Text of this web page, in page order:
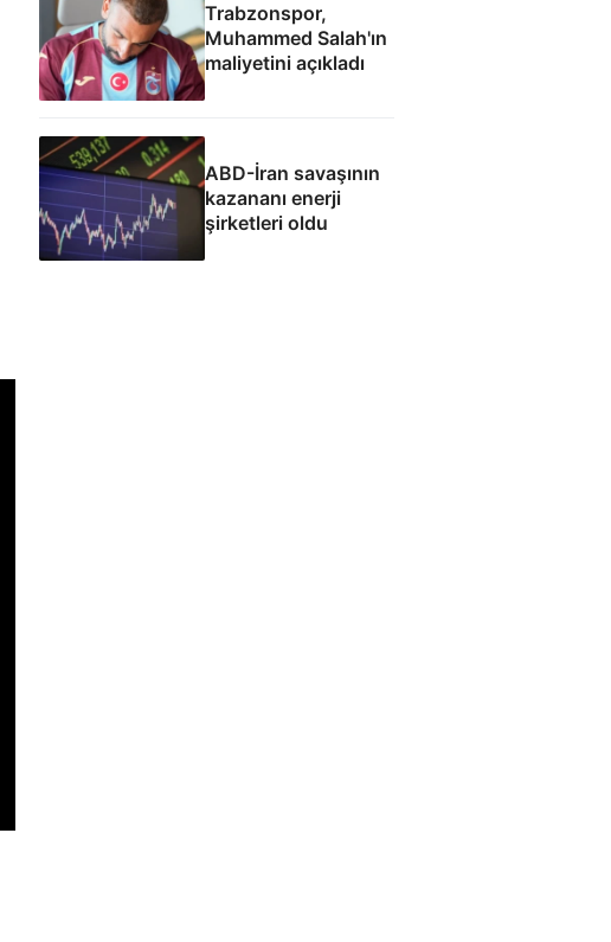
Trabzonspor,
Muhammed Salah'ın
maliyetini açıkladı
ABD-İran savaşının
kazananı enerji
şirketleri oldu